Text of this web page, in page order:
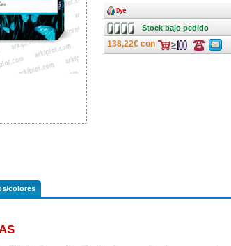
Ancho
Stock
bajo
pedido
Stock bajo pedido
138,22€ con
Consulte
ofertas
Consulte
ofertas
colores